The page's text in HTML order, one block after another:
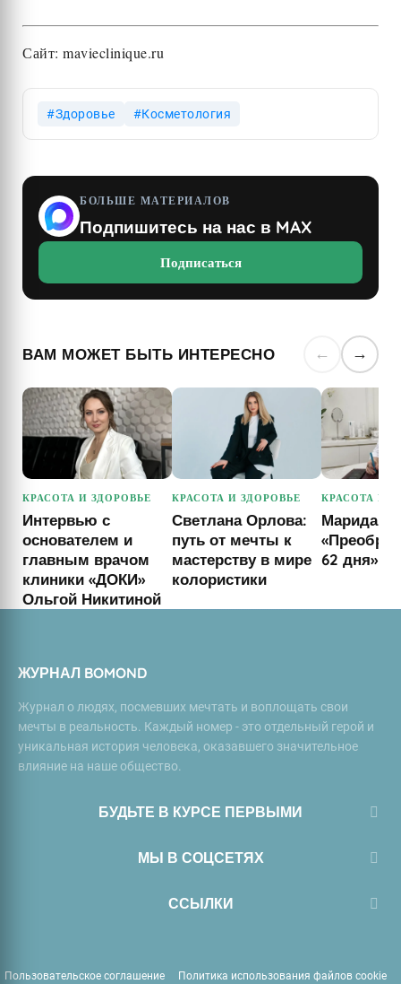
Сайт: mavieclinique.ru
Здоровье Косметология
БОЛЬШЕ МАТЕРИАЛОВ
Подпишитесь на нас в MAX
Подписаться
ВАМ МОЖЕТ БЫТЬ ИНТЕРЕСНО ← →
КРАСОТА И ЗДОРОВЬЕ
Интервью с
основателем и
главным врачом
клиники «ДОКИ»
Ольгой Никитиной
КРАСОТА И ЗДОРОВЬЕ
Светлана Орлова:
путь от мечты к
мастерству в мире
колористики
КРАСОТА И
Марида
62 дня»
ЖУРНАЛ BOMOND
Журнал о людях, посмевших мечтать и воплощать свои
мечты в реальность. Каждый номер - это отдельный герой и
уникальная история человека, оказавшего значительное
влияние на наше общество.
БУДЬТЕ В КУРСЕ ПЕРВЫМИ
МЫ В СОЦСЕТЯХ
ССЫЛКИ
Пользовательское соглашение Политика использования файлов cookie